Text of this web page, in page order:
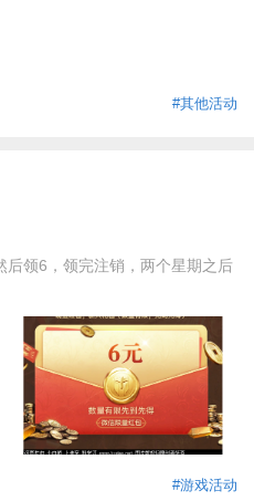
#其他活动
领6，领完注销，两个星期之后
#游戏活动